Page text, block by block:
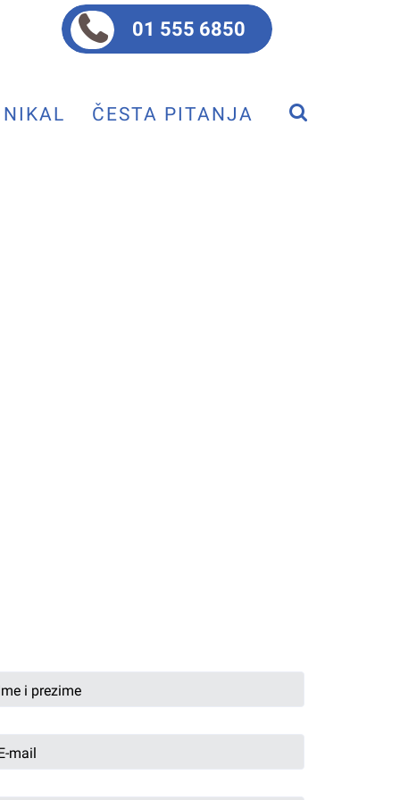
01 555 6850
NIKAL ČESTA PITANJA